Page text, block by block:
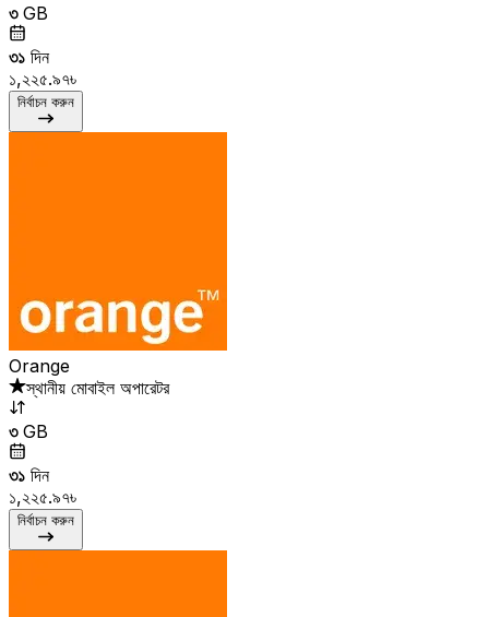
৩GB
৩১ দিন
১,২২৫.৯৭৳
নির্বাচন করুন
Orange
স্থানীয় মোবাইল অপারেটর
৩GB
৩১ দিন
১,২২৫.৯৭৳
নির্বাচন করুন